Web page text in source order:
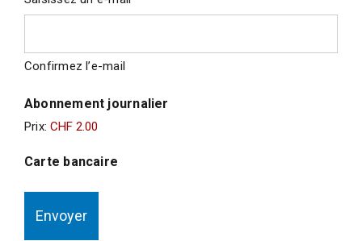
Confirmez l’e-mail
Abonnement journalier
Prix:
Carte bancaire